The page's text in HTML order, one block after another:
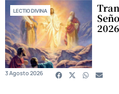
LECTIO DIVINA
2026
3 Agosto 2026